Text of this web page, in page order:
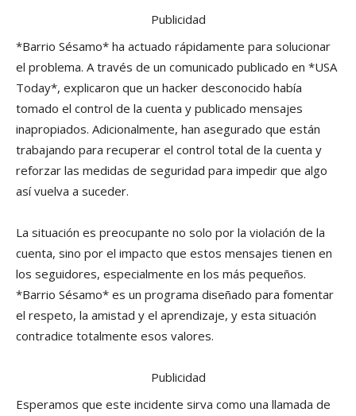
Publicidad
*Barrio Sésamo* ha actuado rápidamente para solucionar
el problema. A través de un comunicado publicado en *USA
Today*, explicaron que un hacker desconocido había
tomado el control de la cuenta y publicado mensajes
inapropiados. Adicionalmente, han asegurado que están
trabajando para recuperar el control total de la cuenta y
reforzar las medidas de seguridad para impedir que algo
así vuelva a suceder.
La situación es preocupante no solo por la violación de la
cuenta, sino por el impacto que estos mensajes tienen en
los seguidores, especialmente en los más pequeños.
*Barrio Sésamo* es un programa diseñado para fomentar
el respeto, la amistad y el aprendizaje, y esta situación
contradice totalmente esos valores.
Publicidad
Esperamos que este incidente sirva como una llamada de